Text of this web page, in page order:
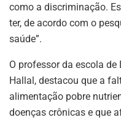
como a discriminação.
ter, de acordo com o
saúde”.
O professor da escola de
Hallal, destacou que a
alimentação pobre
doenças crônicas e que